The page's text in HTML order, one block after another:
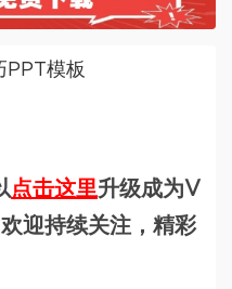
PPT模板
点击这里升级成为V
迎持续关注，精彩